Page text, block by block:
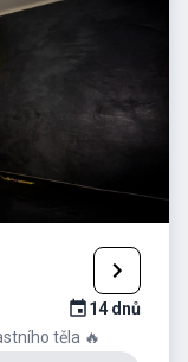
14 dnů
těla 🔥